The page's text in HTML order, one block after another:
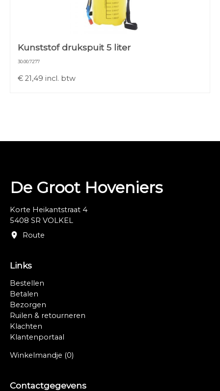
Kunststof drukspuit 5 liter
30.00.7277
€ 21,49 incl. btw
De Groot Hoveniers
Korte Heikantstraat 4
5408 SR VOLKEL
Route
Links
Bestellen
Betalen
Bezorgen
Ruilen & retourneren
Klachten
Klantenportaal
Winkelmandje (0)
Contactgegevens